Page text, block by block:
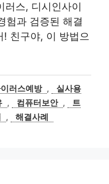
스, 디시인사이
험과 검증된 해결
! 친구야, 이 방법으
러스예방 ,
실사용
, 컴퓨터보안 ,
트
, 해결사례